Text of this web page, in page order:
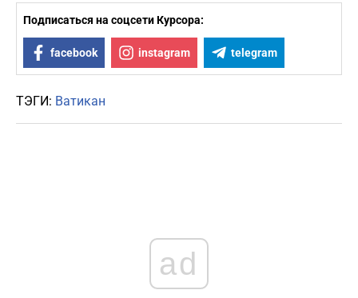
Подписаться на соцсети Курсора:
facebook instagram telegram
ТЭГИ: Ватикан
ad